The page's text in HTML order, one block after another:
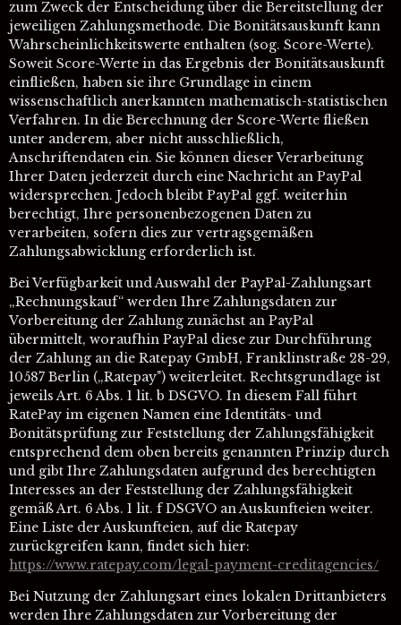
zum Zweck der Entscheidung über die Bereitstellung der
jeweiligen Zahlungsmethode. Die Bonitätsauskunft kann
Wahrscheinlichkeitswerte enthalten (sog. Score-Werte).
Soweit Score-Werte in das Ergebnis der Bonitätsauskunft
einfließen, haben sie ihre Grundlage in einem
wissenschaftlich anerkannten mathematisch-statistischen
Verfahren. In die Berechnung der Score-Werte fließen
unter anderem, aber nicht ausschließlich,
Anschriftendaten ein. Sie können dieser Verarbeitung
Ihrer Daten jederzeit durch eine Nachricht an PayPal
widersprechen. Jedoch bleibt PayPal ggf. weiterhin
berechtigt, Ihre personenbezogenen Daten zu
verarbeiten, sofern dies zur vertragsgemäßen
Zahlungsabwicklung erforderlich ist.
Bei Verfügbarkeit und Auswahl der PayPal-Zahlungsart
„Rechnungskauf“ werden Ihre Zahlungsdaten zur
Vorbereitung der Zahlung zunächst an PayPal
übermittelt, woraufhin PayPal diese zur Durchführung
der Zahlung an die Ratepay GmbH, Franklinstraße 28-29,
10587 Berlin („Ratepay") weiterleitet. Rechtsgrundlage ist
jeweils Art. 6 Abs. 1 lit. b DSGVO. In diesem Fall führt
RatePay im eigenen Namen eine Identitäts- und
Bonitätsprüfung zur Feststellung der Zahlungsfähigkeit
entsprechend dem oben bereits genannten Prinzip durch
und gibt Ihre Zahlungsdaten aufgrund des berechtigten
Interesses an der Feststellung der Zahlungsfähigkeit
gemäß Art. 6 Abs. 1 lit. f DSGVO an Auskunfteien weiter.
Eine Liste der Auskunfteien, auf die Ratepay
zurückgreifen kann, findet sich hier:
https://www.ratepay.com/legal-payment-creditagencies/
Bei Nutzung der Zahlungsart eines lokalen Drittanbieters
werden Ihre Zahlungsdaten zur Vorbereitung der